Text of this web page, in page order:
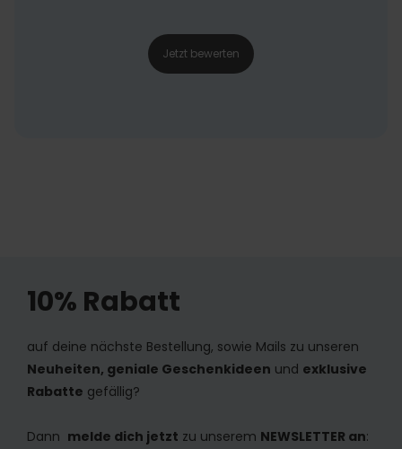
Jetzt bewerten
10% Rabatt
auf deine nächste Bestellung, sowie Mails zu unseren
Neuheiten, geniale Geschenkideen und exklusive
Rabatte gefällig?
Dann melde dich jetzt zu unserem NEWSLETTER an: